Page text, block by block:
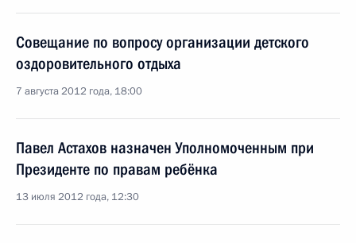
Совещание по вопросу организации детского
оздоровительного отдыха
7 августа 2012 года, 18:00
Павел Астахов назначен Уполномоченным при
Президенте по правам ребёнка
13 июля 2012 года, 12:30